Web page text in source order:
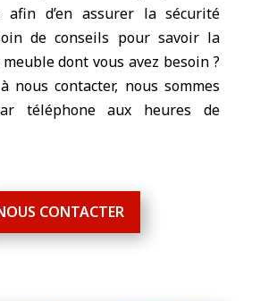
afin d’en assurer la sécurité
de conseils pour savoir la
dont vous avez besoin ?
nous contacter, nous sommes
téléphone aux heures de
CONTACTER